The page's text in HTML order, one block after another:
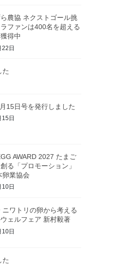
農協 ネクストゴール挑
ファンは400名を超える
得中
22日
た
15日号を発行しました
日
AWARD 2027 たまご
る「プロモーション」
卵業協会
日
ニワトリの卵から考える
ェルフェア 新村毅著
10日
た